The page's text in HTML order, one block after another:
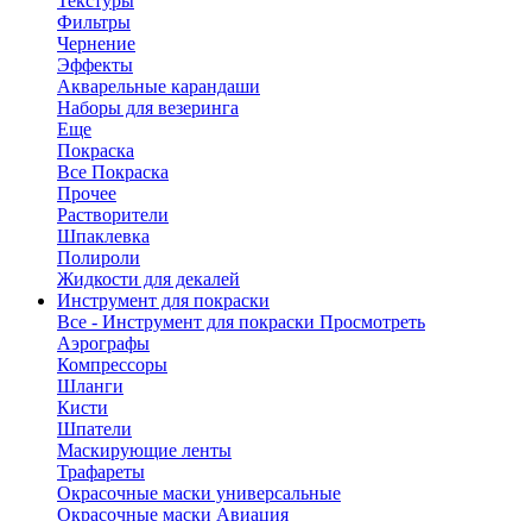
Фильтры
Чернение
Эффекты
Акварельные карандаши
Наборы для везеринга
Еще
Покраска
Все Покраска
Прочее
Растворители
Шпаклевка
Полироли
Жидкости для декалей
Инструмент для покраски
Все - Инструмент для покраски Просмотреть
Аэрографы
Компрессоры
Шланги
Кисти
Шпатели
Маскирующие ленты
Трафареты
Окрасочные маски универсальные
Окрасочные маски Авиация